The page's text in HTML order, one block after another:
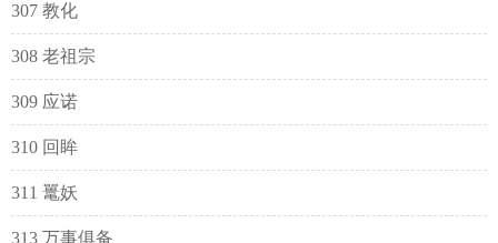
307 教化
308 老祖宗
309 应诺
310 回眸
311 鼍妖
313 万事俱备